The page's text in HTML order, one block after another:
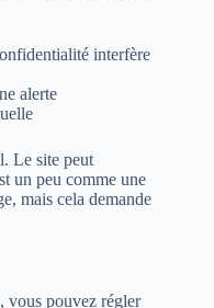
interfère
alerte
Le site peut
un peu comme une
mais cela demande
vous pouvez régler